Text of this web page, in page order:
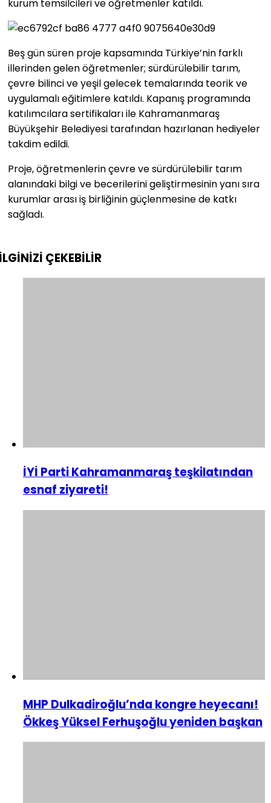
kurum temsilcileri ve öğretmenler katıldı.
Beş gün süren proje kapsamında Türkiye’nin farklı
illerinden gelen öğretmenler; sürdürülebilir tarım,
çevre bilinci ve yeşil gelecek temalarında teorik ve
uygulamalı eğitimlere katıldı. Kapanış programında
katılımcılara sertifikaları ile Kahramanmaraş
Büyükşehir Belediyesi tarafından hazırlanan hediyeler
takdim edildi.
Proje, öğretmenlerin çevre ve sürdürülebilir tarım
alanındaki bilgi ve becerilerini geliştirmesinin yanı sıra
kurumlar arası iş birliğinin güçlenmesine de katkı
sağladı.
ÇEKEBİLİR
İYİ Parti Kahramanmaraş teşkilatından
esnaf ziyareti!
MHP Dulkadiroğlu’nda kongre heyecanı!
Ökkeş Yüksel Ferhuşoğlu yeniden başkan